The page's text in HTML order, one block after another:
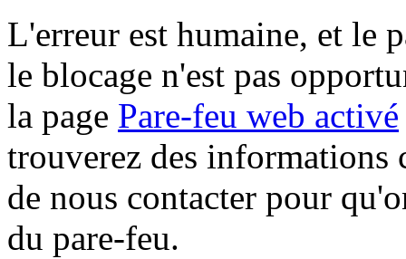
L'erreur est humaine, et le
le blocage n'est pas
la page Pare-feu web activé
trouverez des informations
de nous contacter pour
du pare-feu.